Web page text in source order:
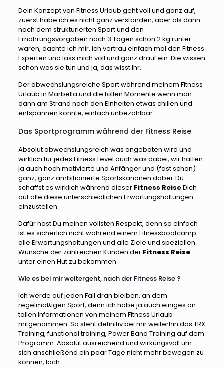
Dein Konzept von Fitness Urlaub geht voll und ganz auf,
zuerst habe ich es nicht ganz verstanden, aber als dann
nach dem strukturierten Sport und den
Ernährungsvorgaben nach 3 Tagen schon 2 kg runter
waren, dachte ich mir, ich vertrau einfach mal den Fitness
Experten und lass mich voll und ganz drauf ein. Die wissen
schon was sie tun und ja, das wisst Ihr.
Der abwechslungsreiche Sport während meinem Fitness
Urlaub in Marbella und die tollen Momente wenn man
dann am Strand nach den Einheiten etwas chillen und
entspannen konnte, einfach unbezahlbar.
Das Sportprogramm während der Fitness Reise
Absolut abwechslungsreich was angeboten wird und
wirklich für jedes Fitness Level auch was dabei, wir hatten
ja auch hoch motivierte und Anfänger und (fast schon)
ganz, ganz ambitionierte Sportskanonen dabei. Du
schaffst es wirklich während dieser Fitness ReiseDich
auf alle diese unterschiedlichen Erwartungshaltungen
einzustellen.
Dafür hast Du meinen vollsten Respekt, denn so einfach
ist es sicherlich nicht während einem Fitnessbootcamp
alle Erwartungshaltungen und alle Ziele und speziellen
Wünsche der zahlreichen Kunden der Fitness Reise
unter einen Hut zu bekommen.
Wie es bei mir weitergeht, nach der Fitness Reise ?
Ich werde auf jeden Fall dran bleiben, an dem
regelmäßigen Sport, denn ich habe ja auch einiges an
tollen Informationen von meinem Fitness Urlaub
mitgenommen. So steht definitiv bei mir weiterhin das TRX
Training, functional training, Power Band Training auf dem
Programm. Absolut ausreichend und wirkungsvoll um
sich anschließend ein paar Tage nicht mehr bewegen zu
können, lach.